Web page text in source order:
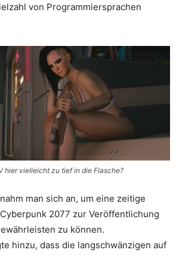
von Programmiersprachen
hier vielleicht zu tief in die Flasche?
man sich an, um eine zeitige
2077 zur Veröffentlichung
zu können.
hinzu, dass die langschwänzigen auf